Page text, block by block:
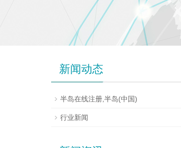
新闻动态
半岛在线注册,半岛(中国)
行业新闻